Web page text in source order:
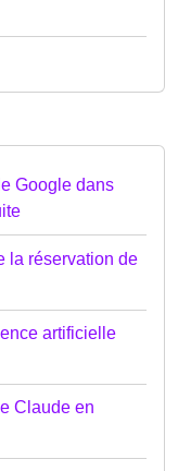
Google dans
la réservation de
artificielle
Claude en